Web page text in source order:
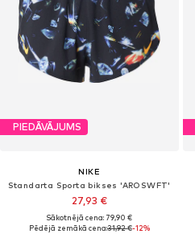
PIEDĀVĀJUMS
NIKE
Standarta Sporta bikses 'AROSWFT'
27,93 €
Sākotnējā cena: 79,90 €
Pēdējā zemākā cena:31,92 €-12%